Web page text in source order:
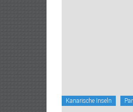
Kanarische Inseln